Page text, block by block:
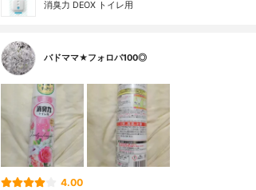
消臭力 DEOX トイレ用
バドママ★フォロバ100◎
4.00